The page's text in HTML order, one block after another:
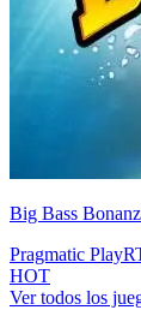
Big Bass
Pragmatic Play
HOT
Ver todos los